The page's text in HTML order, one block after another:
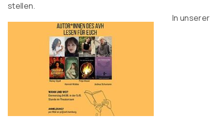
stellen.
In unserer